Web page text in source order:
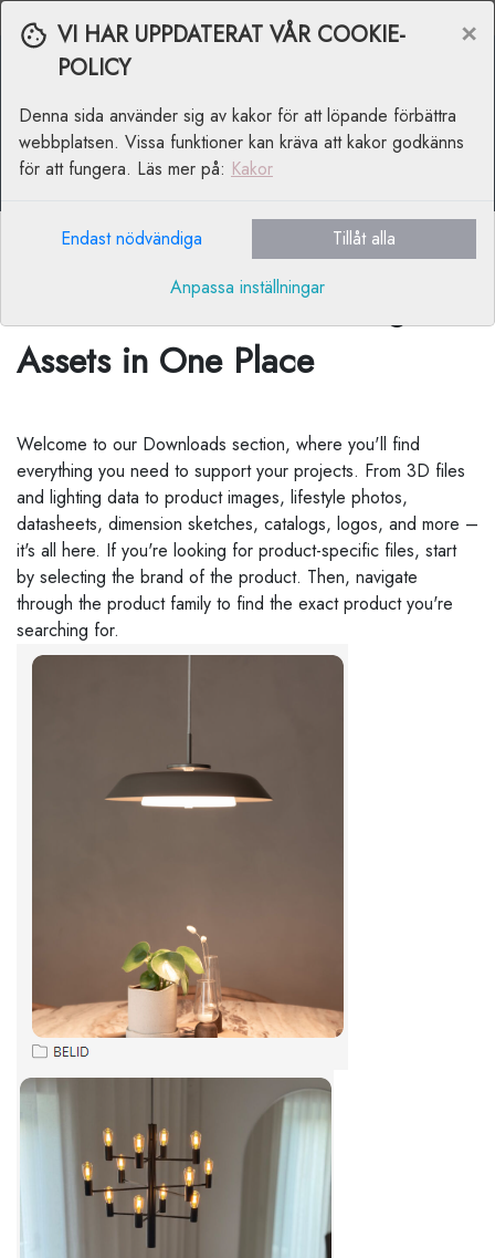
VI HAR UPPDATERAT VÅR COOKIE-
POLICY
×
Denna sida använder sig av kakor för att löpande förbättra
webbplatsen. Vissa funktioner kan kräva att kakor godkänns
för att fungera. Läs mer på: Kakor
Endast nödvändiga
Tillåt alla
Anpassa inställningar
Svenska
Downloads – All Your Digital
Assets in One Place
Welcome to our Downloads section, where you'll find
everything you need to support your projects. From 3D files
and lighting data to product images, lifestyle photos,
datasheets, dimension sketches, catalogs, logos, and more –
it's all here. If you're looking for product-specific files, start
by selecting the brand of the product. Then, navigate
through the product family to find the exact product you're
searching for.